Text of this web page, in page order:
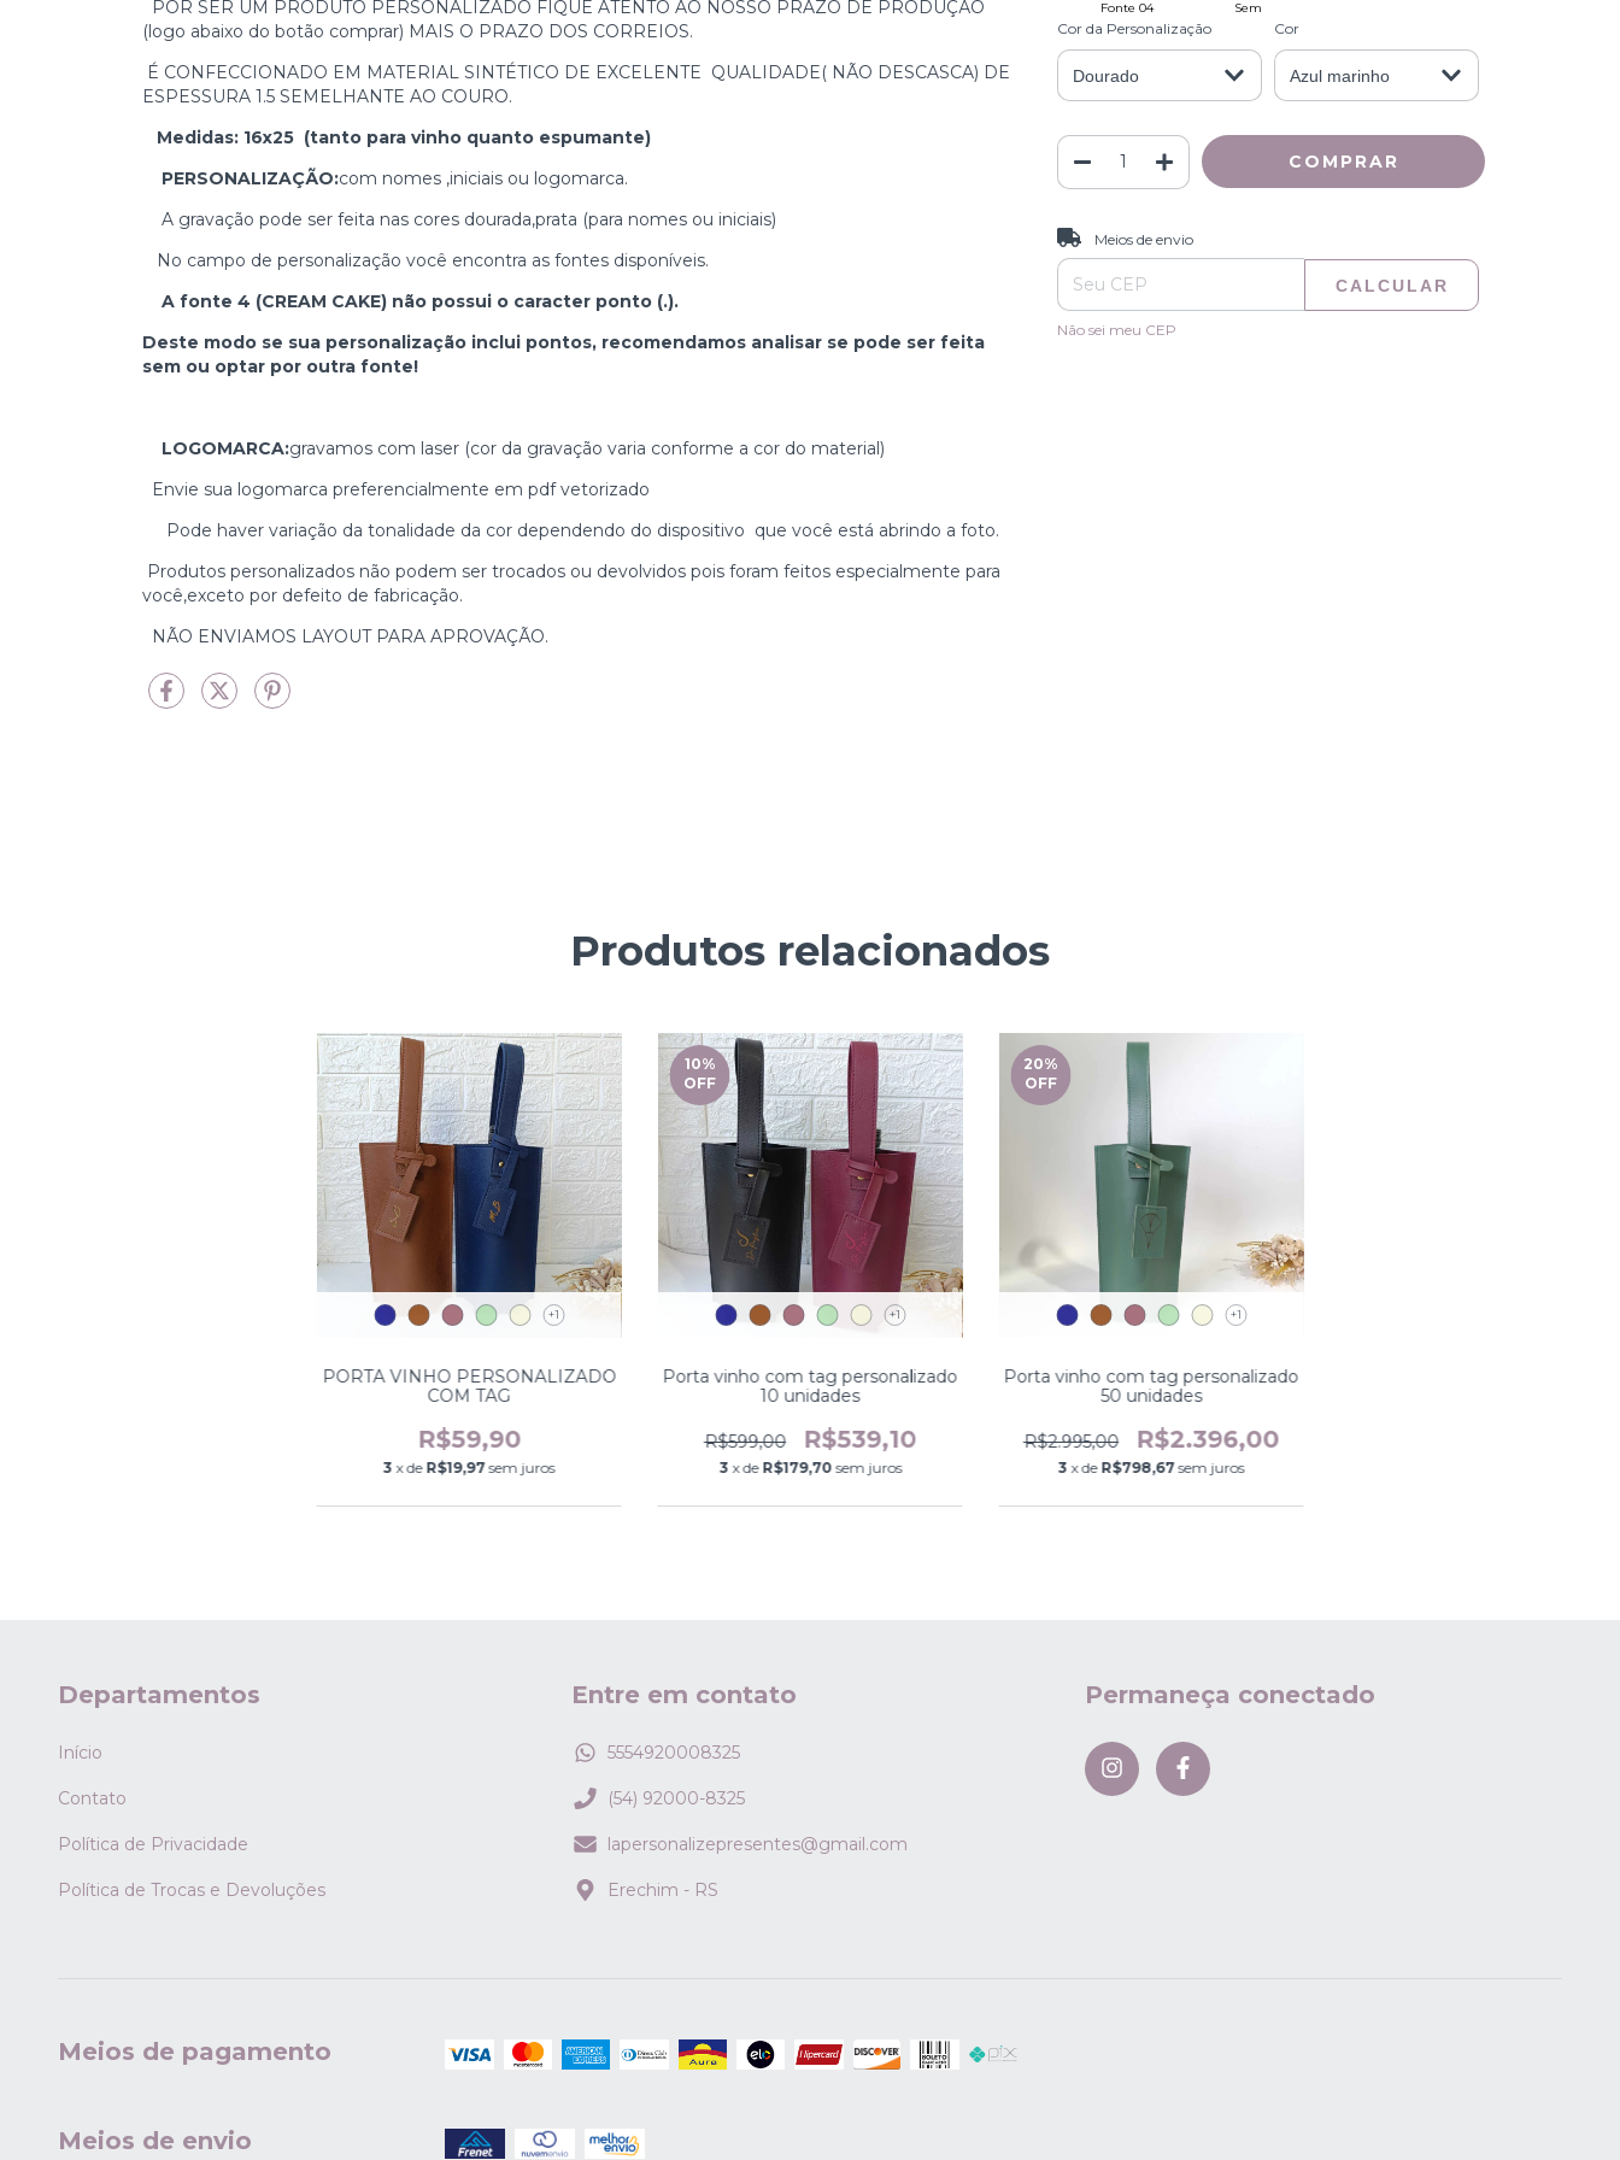
POR SER UM PRODUTO PERSONALIZADO FIQUE ATENTO AO NOSSO PRAZO DE PRODUÇÃO
(logo abaixo do botão comprar) MAIS O PRAZO DOS CORREIOS.
É CONFECCIONADO EM MATERIAL SINTÉTICO DE EXCELENTE QUALIDADE( NÃO DESCASCA) DE
ESPESSURA 1.5 SEMELHANTE AO COURO.
Medidas: 16x25 (tanto para vinho quanto espumante)
PERSONALIZAÇÃO:com nomes ,iniciais ou logomarca.
A gravação pode ser feita nas cores dourada,prata (para nomes ou iniciais)
No campo de personalização você encontra as fontes disponíveis.
A fonte 4 (CREAM CAKE) não possui o caracter ponto (.).
Deste modo se sua personalização inclui pontos, recomendamos analisar se pode ser feita
sem ou optar por outra fonte!
LOGOMARCA:gravamos com laser (cor da gravação varia conforme a cor do material)
Envie sua logomarca preferencialmente em pdf vetorizado
Pode haver variação da tonalidade da cor dependendo do dispositivo que você está abrindo a foto.
Produtos personalizados não podem ser trocados ou devolvidos pois foram feitos especialmente para
você,exceto por defeito de fabricação.
NÃO ENVIAMOS LAYOUT PARA APROVAÇÃO.
Fonte 04
Sem
Personalização
Cor da Personalização Cor
Entregas para o CEP:
Meios de envio
CALCULAR
Não sei meu CEP
Produtos relacionados
+1
PORTA VINHO PERSONALIZADO
COM TAG
R$59,90
3 x de R$19,97 sem juros
10%
OFF
+1
Porta vinho com tag personalizado
10 unidades
R$599,00 R$539,10
3 x de R$179,70 sem juros
20%
OFF
+1
Porta vinho com tag personalizado
50 unidades
R$2.995,00 R$2.396,00
3 x de R$798,67 sem juros
Departamentos
Início
Contato
Política de Privacidade
Política de Trocas e Devoluções
Entre em contato
5554920008325
(54) 92000-8325
lapersonalizepresentes@gmail.com
Erechim - RS
Permaneça conectado
Meios de pagamento
Meios de envio